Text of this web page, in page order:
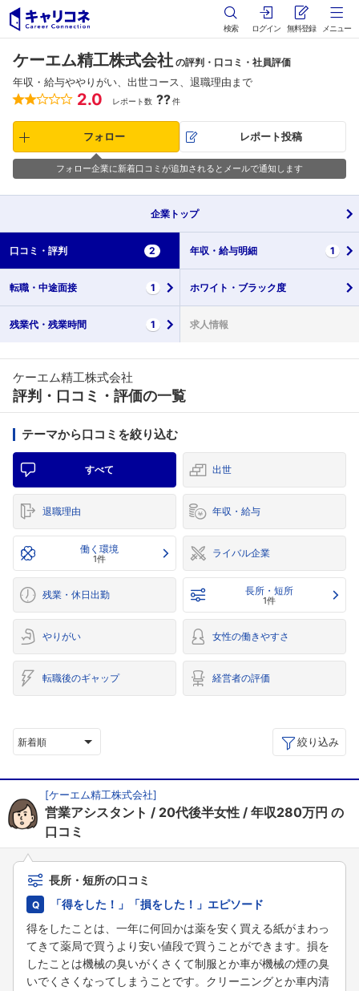
検索 ログイン 無料登録 メニュー
ケーエム精工株式会社 の評判・口コミ・社員評価
年収・給与ややりがい、出世コース、退職理由まで
2.0 レポート数 ??件
フォロー レポート投稿
フォロー企業に新着口コミが追加されるとメールで通知します
企業 トップ
口コミ・ 評判 2 年収・ 給与明細 1
転職・ 中途面接 1 ホワイト・ ブラック度
残業代・ 残業時間 1 求人情報
ケーエム精工株式会社
評判・口コミ・評価の一覧
テーマから口コミを絞り込む
すべて 出世
退職理由 年収・給与
働く環境
1件 ライバル企業
残業・休日出勤 長所・短所
1件
やりがい 女性の働きやすさ
転職後のギャップ 経営者の評価
新着順 絞り込み
[ケーエム精工株式会社]
営業アシスタント 20代後半女性 年収280万円 の
口コミ
長所・短所の口コミ
「得をした！」「損をした！」エピソード
得をしたことは、一年に何回かは薬を安く買える紙がまわっ
てきて薬局で買うより安い値段で買うことができます。損を
したことは機械の臭いがくさくて制服とか車が機械の煙の臭
いでくさくなってしまうことです。クリーニングとか車内清